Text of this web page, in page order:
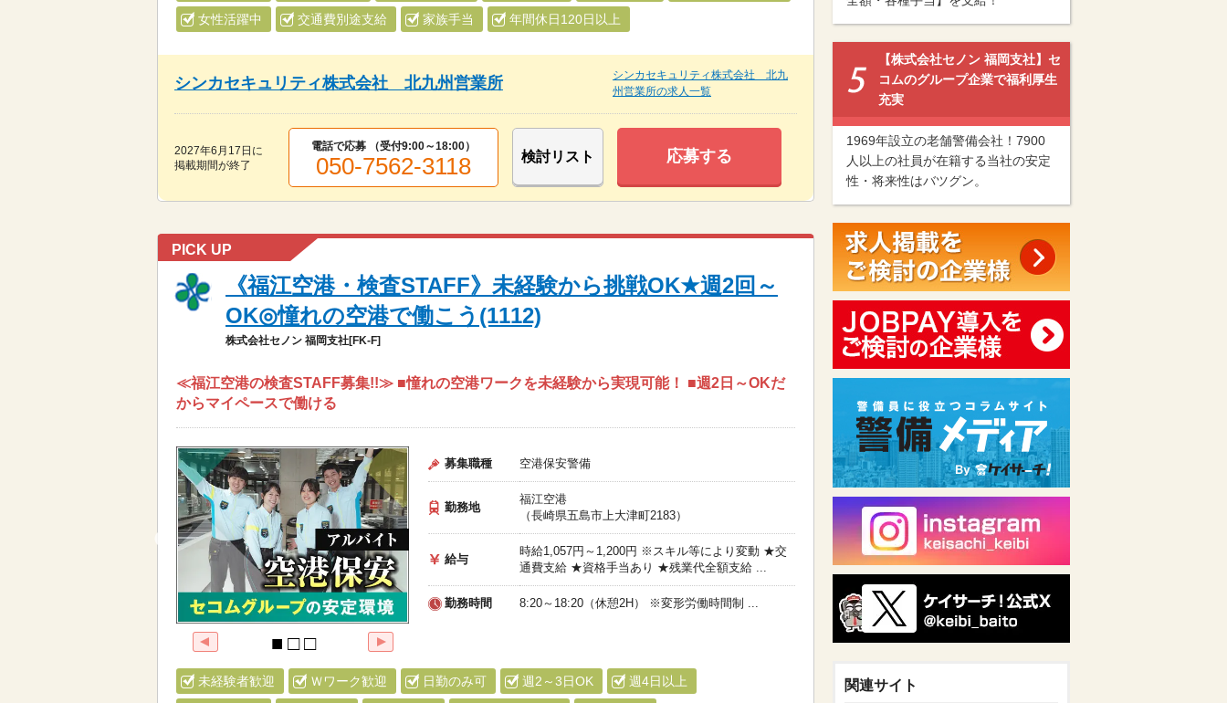
女性活躍中 交通費別途支給 家族手当 年間休日120日以上
シンカセキュリティ株式会社 北九州営業所
シンカセキュリティ株式会社 北九
州営業所の求人一覧
2027年6月17日 に
掲載期間が終了
電話で応募 （受付9:00～18:00）
050-7562-3118 検討リスト 応募する
PICK UP
《福江空港・検査STAFF》未経験から挑戦OK★週2回～
OK◎憧れの空港で働こう(1112)
株式会社セノン 福岡支社[FK-F]
≪福江空港の検査STAFF募集!!≫ ■憧れの空港ワークを未経験から実現可能！ ■週2日～OKだ
からマイペースで働ける
募集職種 空港保安警備
勤務地
福江空港
（長崎県五島市上大津町2183）
給与
時給1,057円～1,200円 ※スキル等により変動 ★交
通費支給 ★資格手当あり ★残業代全額支給 ...
勤務時間 8:20～18:20（休憩2H） ※変形労働時間制 ...
未経験者歓迎 Ｗワーク歓迎 日勤のみ可 週2～3日OK 週4日以上
【株式会社セノン 福岡支社】セ
コムのグループ企業で福利厚生
充実
1969年設立の老舗警備会社！7900
人以上の社員が在籍する当社の安定
性・将来性はバツグン。
関連サイト